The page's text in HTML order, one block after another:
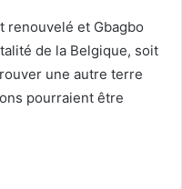
renouvelé et Gbagbo
de la Belgique, soit
une autre terre
pourraient être